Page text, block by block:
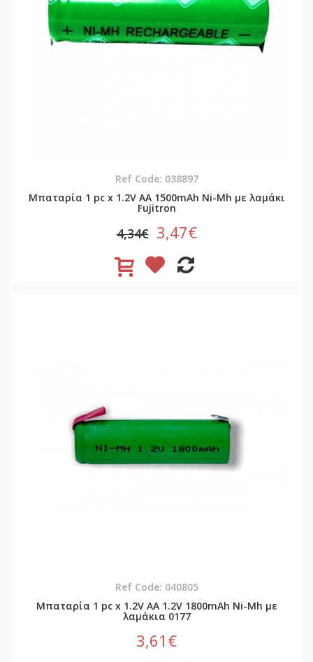
Ref Code: 038897
Μπαταρία 1 pc x 1.2V AA 1500mAh Νi-Mh με λαμάκι
Fujitron
4,34€ 3,47€
Ref Code: 040805
Μπαταρία 1 pc x 1.2V AA 1.2V 1800mAh Ni-Mh με
λαμάκια 0177
3,61€